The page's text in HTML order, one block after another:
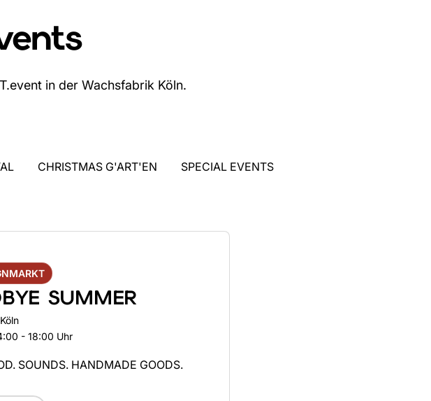
in der Wachsfabrik Köln.
CHRISTMAS G'ART'EN SPECIAL EVENTS
SUMMER
- 18:00 Uhr
SOUNDS. HANDMADE GOODS.